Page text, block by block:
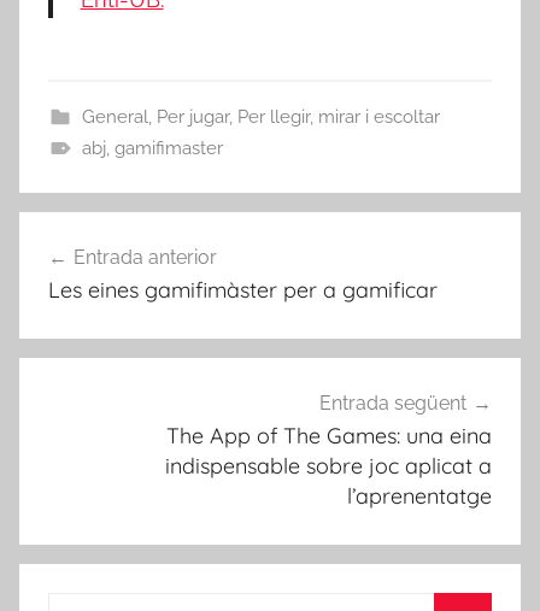
General, Per jugar, Per llegir, mirar i escoltar
abj, gamifimaster
d'entrades
Entrada anterior
Les eines gamifimàster per a gamificar
Entrada següent
The App of The Games: una eina
indispensable sobre joc aplicat a
l’aprenentatge